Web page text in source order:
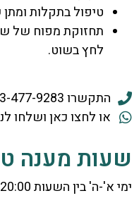
טיפול בתקלות
תחזוקת מפוח של
לחץ בשוט.
התקשרו 053-477-9283
או לחצו כאן ושלחו
שעות מענה
ימי א'-ה' בין השעות 9:00-20:00